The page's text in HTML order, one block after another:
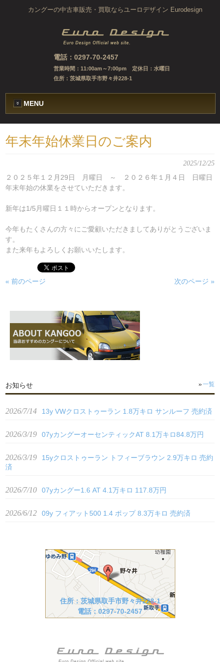
カングーの中古車販売・買取ならユーロデザイン Eurodesign
電話：0297-70-2457
営業時間：11:00am～7:00pm 定休日：水曜日
住所：茨城県取手市野々井228-1
MENU
年末年始休業日のご案内
2025/12/25
２０２５年１２月29日 月曜日 ～ ２０２６年１月４日 日曜日
年末年始の休業をさせていただきます。
新年は1/5月曜日１１時からオープンとなります。
今年もたくさんの方々にご愛顧いただきましてありがとうございま
す。
また来年もよろしくお願いいたします。
« 前のページ 次のページ »
お知らせ 一覧
2026/7/14 13y VWクロストゥーラン 1.8万キロ サンルーフ 売約済
2026/3/19 07yカングーオーセンティックAT 8.1万キロ84.8万円
2026/3/19
15yクロストゥーラン トフィーブラウン 2.9万キロ 売約
済
2026/7/10 07yカングー1.6 AT 4.1万キロ 117.8万円
2026/6/12 09y フィアット500 1.4 ポップ 8.3万キロ 売約済
住所：茨城県取手市野々井228-1
電話：0297-70-2457